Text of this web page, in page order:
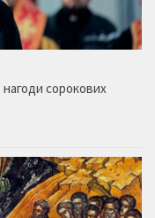
сорокових